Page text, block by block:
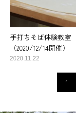
手打ちそば体験教室
（2020/12/14開催）
2020.11.22
1